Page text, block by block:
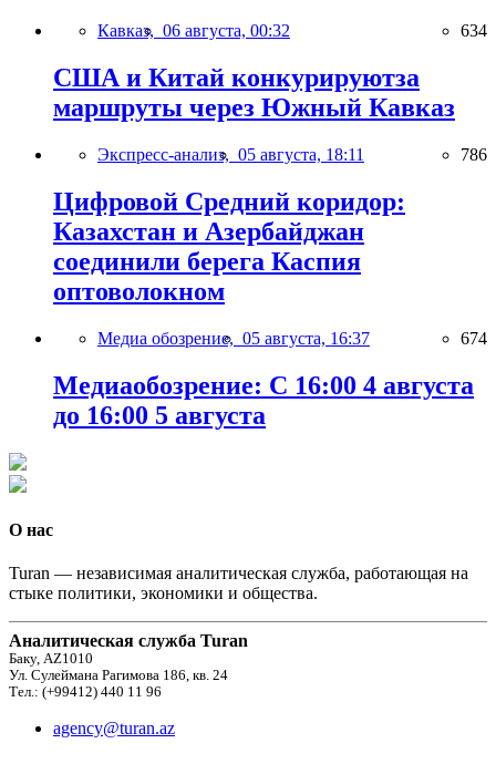
Кавказ, 06 августа, 00:32 634
США и Китай конкурируютза
маршруты через Южный Кавказ
Экспресс-анализ, 05 августа, 18:11 786
Цифровой Средний коридор:
Казахстан и Азербайджан
соединили берега Каспия
оптоволокном
Медиа обозрение, 05 августа, 16:37 674
Медиаобозрение: С 16:00 4 августа
до 16:00 5 августа
О нас
Turan — независимая аналитическая служба, работающая на
стыке политики, экономики и общества.
Аналитическая служба Turan
Баку, AZ1010
Ул. Сулеймана Рагимова 186, кв. 24
Тел.: (+99412) 440 11 96
agency@turan.az